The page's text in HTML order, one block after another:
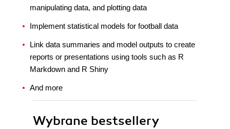
manipulating data, and plotting data
Implement statistical models for football data
Link data summaries and model outputs to create
reports or presentations using tools such as R
Markdown and R Shiny
And more
Wybrane bestsellery